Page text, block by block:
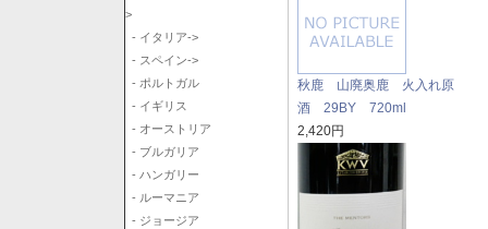
>
- イタリア->
- スペイン->
- ポルトガル
- イギリス
- オーストリア
- ブルガリア
- ハンガリー
- ルーマニア
- ジョージア
秋鹿 山廃奥鹿 火入れ原
酒 29BY 720ml
2,420円